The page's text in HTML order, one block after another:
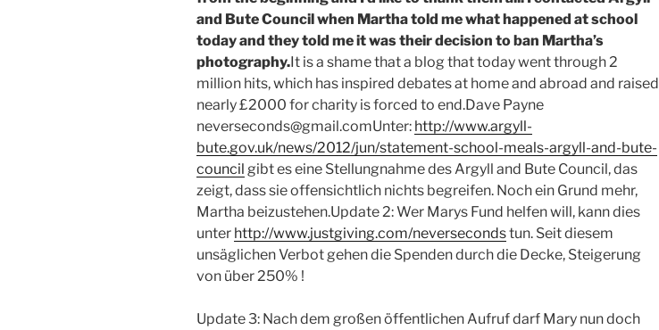
and Bute Council when Martha told me what happened at school
today and they told me it was their decision to ban Martha’s
photography.It is a shame that a blog that today went through 2
million hits, which has inspired debates at home and abroad and raised
nearly £2000 for charity is forced to end.Dave Payne
neverseconds@gmail.comUnter: http://www.argyll-
bute.gov.uk/news/2012/jun/statement-school-meals-argyll-and-bute-
council gibt es eine Stellungnahme des Argyll and Bute Council, das
zeigt, dass sie offensichtlich nichts begreifen. Noch ein Grund mehr,
Martha beizustehen.Update 2: Wer Marys Fund helfen will, kann dies
unter http://www.justgiving.com/neversecondstun. Seit diesem
unsäglichen Verbot gehen die Spenden durch die Decke, Steigerung
von über 250% !
Update 3: Nach dem großen öffentlichen Aufruf darf Mary nun doch